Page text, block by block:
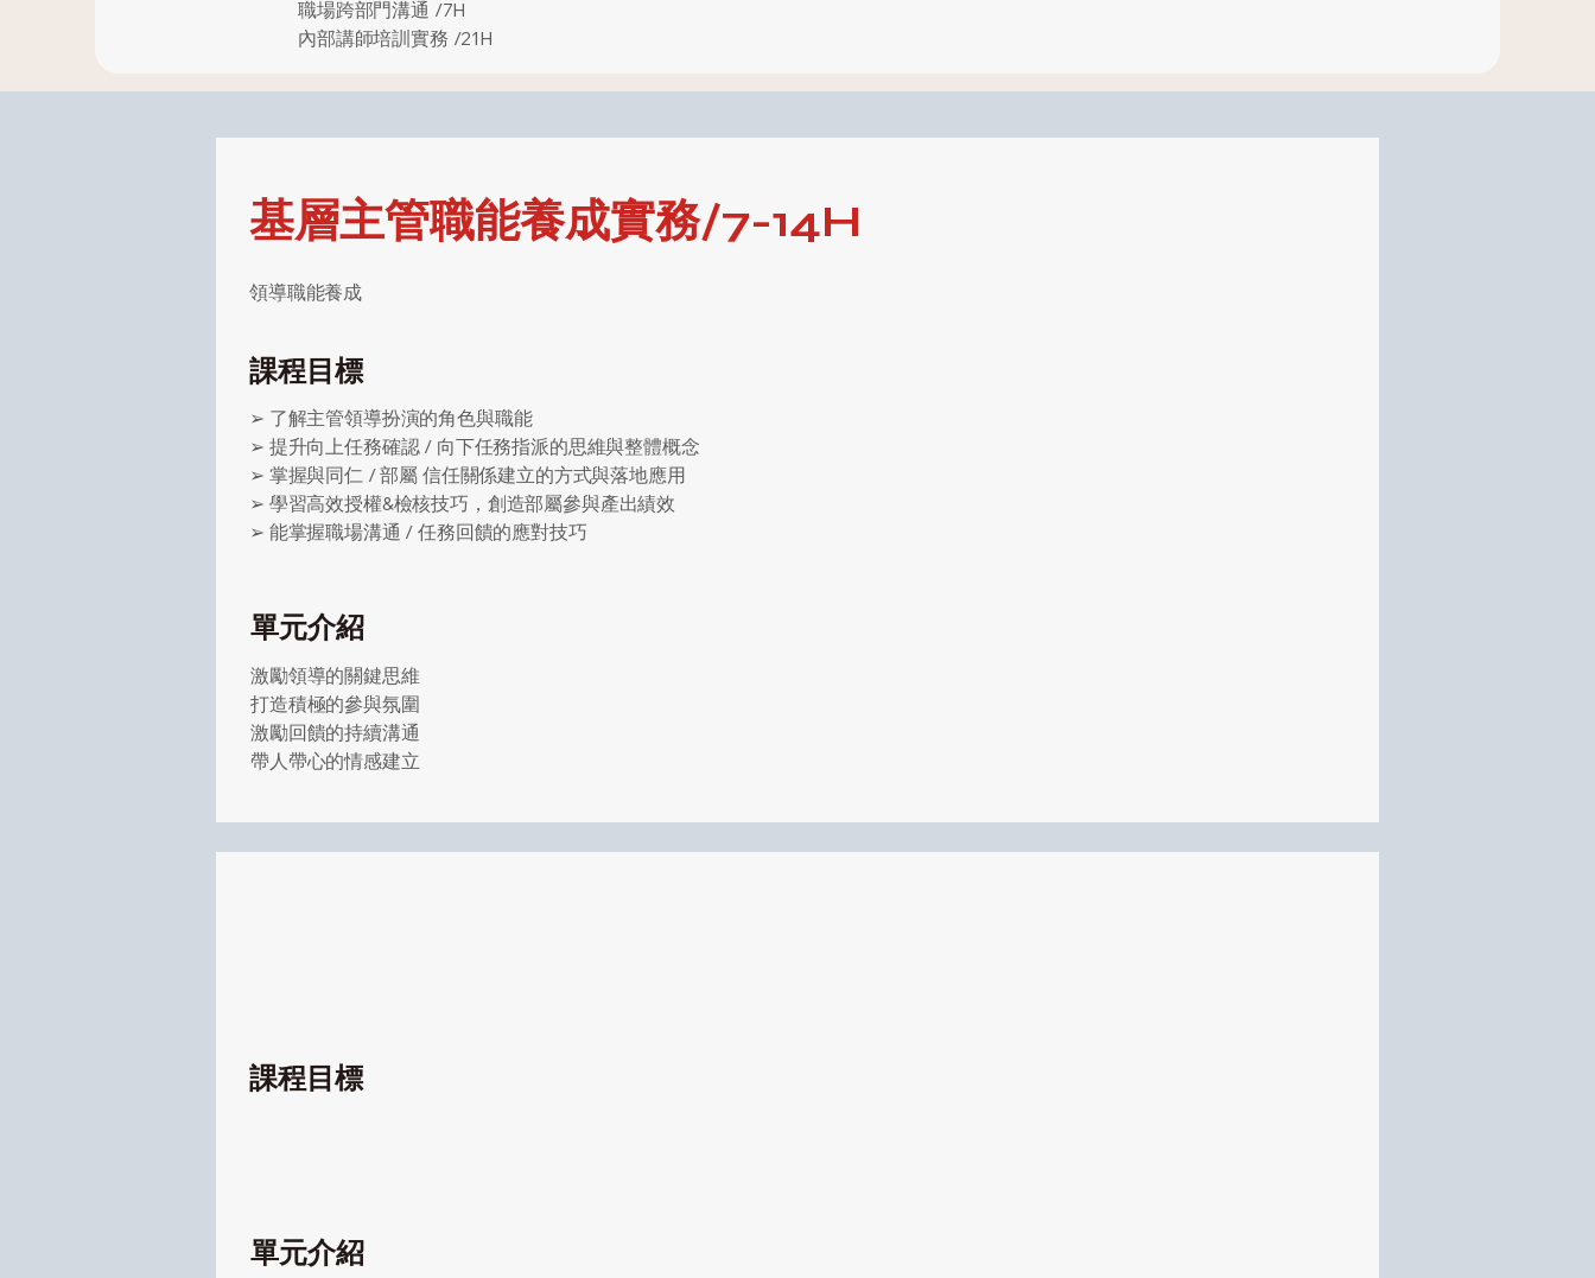
職場跨部門溝通 /7H
內部講師培訓實務 /21H
基層主管職能養成實務/7-14H
領導職能養成
課程目標
➢ 了解主管領導扮演的角色與職能
➢ 提升向上任務確認 / 向下任務指派的思維與整體概念
➢ 掌握與同仁 / 部屬 信任關係建立的方式與落地應用
➢ 學習高效授權&檢核技巧，創造部屬參與產出績效
➢ 能掌握職場溝通 / 任務回饋的應對技巧
單元介紹
激勵領導的關鍵思維
打造積極的參與氛圍
激勵回饋的持續溝通
帶人帶心的情感建立
課程目標
單元介紹